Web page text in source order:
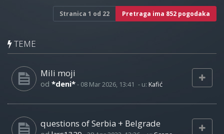
Stranica 1 od 22 Pretraga ima 852 pogodaka
TEME
Mili moji
od *deni*- 08 Mar 2026, 13:41 - u: Kafić
questions of Serbia + Belgrade